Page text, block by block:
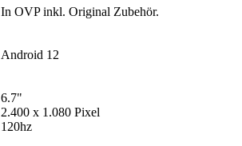
In OVP inkl. Original Zubehör.
Android 12
6.7"
2.400 x 1.080 Pixel
120hz